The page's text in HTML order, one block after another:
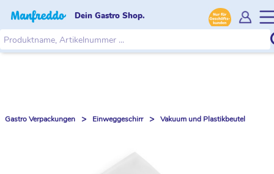
Dein Gastro Shop.
Gastro Verpackungen > Einweggeschirr > Vakuum und Plastikbeutel